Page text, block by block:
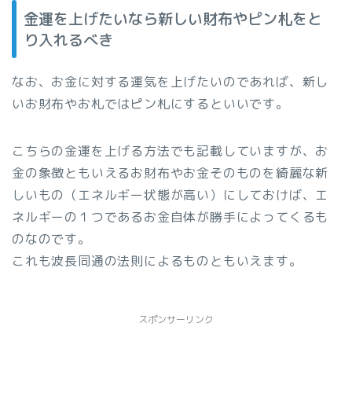
金運を上げたいなら新しい財布やピン札をと
り入れるべき
なお、お金に対する運気を上げたいのであれば、新し
いお財布やお札ではピン札にするといいです。
こちらの金運を上げる方法でも記載していますが、お
金の象徴ともいえるお財布やお金そのものを綺麗な新
しいもの（エネルギー状態が高い）にしておけば、エ
ネルギーの１つであるお金自体が勝手によってくるも
のなのです。
これも波長同通の法則によるものともいえます。
スポンサーリンク